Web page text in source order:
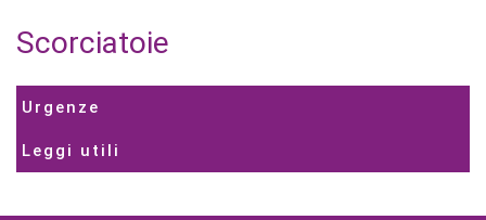
Scorciatoie
Urgenze
Leggi utili